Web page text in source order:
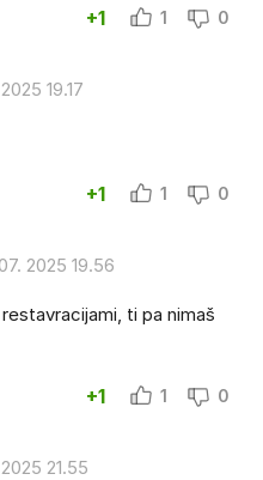
+1 1 0
19.17
+1 1 0
2025 19.56
ti pa nimaš
+1 1 0
21.55